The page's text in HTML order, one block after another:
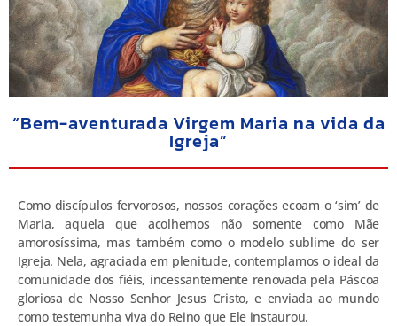
“Bem-aventurada Virgem Maria na vida da
Igreja”
Como discípulos fervorosos, nossos corações ecoam o ‘sim’ de
Maria, aquela que acolhemos não somente como Mãe
amorosíssima, mas também como o modelo sublime do ser
Igreja. Nela, agraciada em plenitude, contemplamos o ideal da
comunidade dos fiéis, incessantemente renovada pela Páscoa
gloriosa de Nosso Senhor Jesus Cristo, e enviada ao mundo
como testemunha viva do Reino que Ele instaurou.